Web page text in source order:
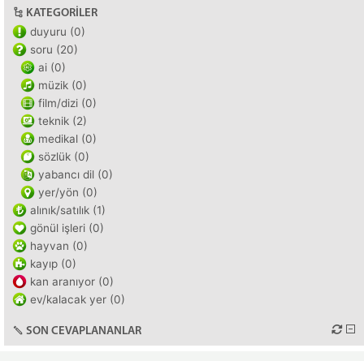
KATEGORILER
duyuru (0)
soru (20)
ai (0)
müzik (0)
film/dizi (0)
teknik (2)
medikal (0)
sözlük (0)
yabancı dil (0)
yer/yön (0)
alınık/satılık (1)
gönül işleri (0)
hayvan (0)
kayıp (0)
kan aranıyor (0)
ev/kalacak yer (0)
SON CEVAPLANANLAR